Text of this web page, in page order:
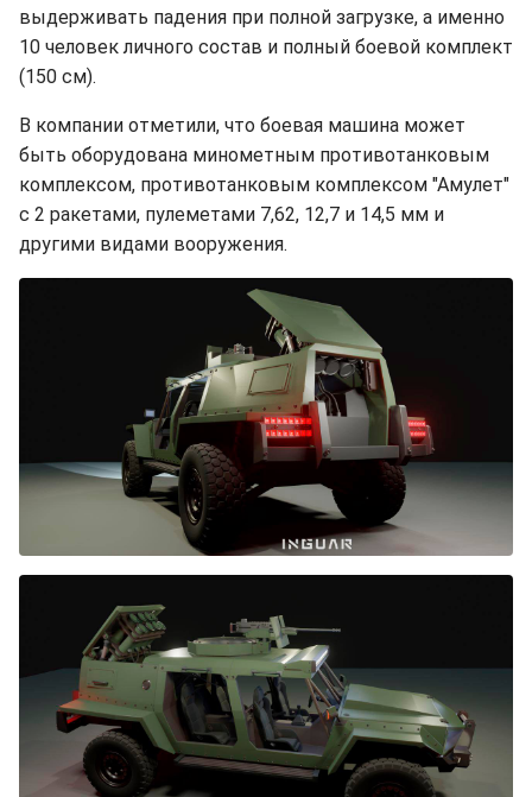
выдерживать падения при полной загрузке, а именно
10 человек личного состав и полный боевой комплект
(150 см).
В компании отметили, что боевая машина может
быть оборудована минометным противотанковым
комплексом, противотанковым комплексом "Амулет"
с 2 ракетами, пулеметами 7,62, 12,7 и 14,5 мм и
другими видами вооружения.